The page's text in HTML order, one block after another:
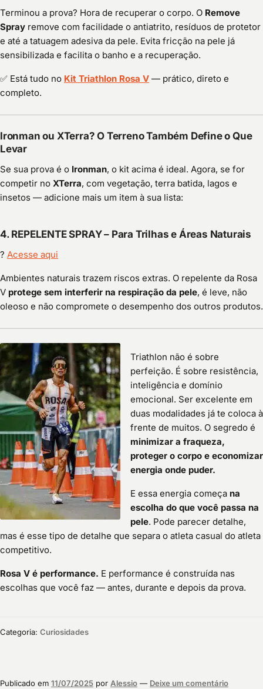
Terminou a prova? Hora de recuperar o corpo. O Remove
Spray remove com facilidade o antiatrito, resíduos de protetor
e até a tatuagem adesiva da pele. Evita fricção na pele já
sensibilizada e facilita o banho e a recuperação.
✅ Está tudo no Kit Triathlon Rosa V — prático, direto e
completo.
Ironman ou XTerra? O Terreno Também Define o Que
Levar
Se sua prova é o Ironman, o kit acima é ideal. Agora, se for
competir no XTerra, com vegetação, terra batida, lagos e
insetos — adicione mais um item à sua lista:
4. REPELENTE SPRAY – Para Trilhas e Áreas Naturais
? Acesse aqui
Ambientes naturais trazem riscos extras. O repelente da Rosa
V protege sem interferir na respiração da pele, é leve, não
oleoso e não compromete o desempenho dos outros produtos.
Triathlon não é sobre
perfeição. É sobre resistência,
inteligência e domínio
emocional. Ser excelente em
duas modalidades já te coloca à
frente de muitos. O segredo é
minimizar a fraqueza,
proteger o corpo e economizar
energia onde puder.
E essa energia começa na
escolha do que você passa na
pele. Pode parecer detalhe,
mas é esse tipo de detalhe que separa o atleta casual do atleta
competitivo.
Rosa V é performance. E performance é construída nas
escolhas que você faz — antes, durante e depois da prova.
Categoria: Curiosidades
Publicado em 11/07/2025 por Alessio — Deixe um comentário